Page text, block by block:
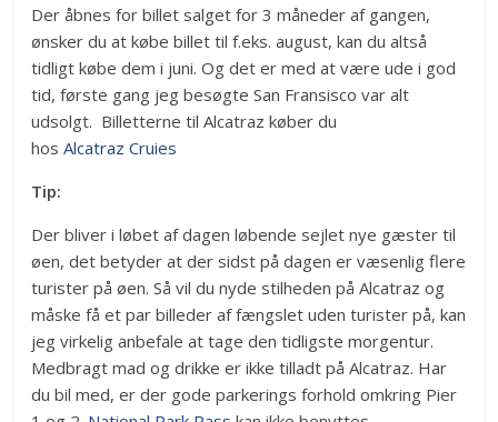
Der åbnes for billet salget for 3 måneder af gangen,
ønsker du at købe billet til f.eks. august, kan du altså
tidligt købe dem i juni. Og det er med at være ude i god
tid, første gang jeg besøgte San Fransisco var alt
udsolgt. Billetterne til Alcatraz køber du
hosAlcatraz Cruies
Tip:
Der bliver i løbet af dagen løbende sejlet nye gæster til
øen, det betyder at der sidst på dagen er væsenlig flere
turister på øen. Så vil du nyde stilheden på Alcatraz og
måske få et par billeder af fængslet uden turister på, kan
jeg virkelig anbefale at tage den tidligste morgentur.
Medbragt mad og drikke er ikke tilladt på Alcatraz. Har
du bil med, er der gode parkerings forhold omkring Pier